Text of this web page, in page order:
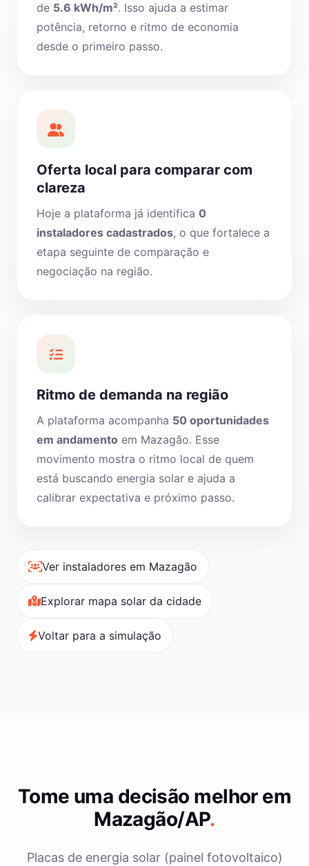
de 5.6 kWh/m². Isso ajuda a estimar
potência, retorno e ritmo de economia
desde o primeiro passo.
Oferta local para comparar com
clareza
Hoje a plataforma já identifica 0
instaladores cadastrados, o que fortalece a
etapa seguinte de comparação e
negociação na região.
Ritmo de demanda na região
A plataforma acompanha 50 oportunidades
em andamento em Mazagão. Esse
movimento mostra o ritmo local de quem
está buscando energia solar e ajuda a
calibrar expectativa e próximo passo.
Ver instaladores em Mazagão
Explorar mapa solar da cidade
Voltar para a simulação
Tome uma decisão melhor em
Mazagão/AP.
Placas de energia solar (painel fotovoltaico)